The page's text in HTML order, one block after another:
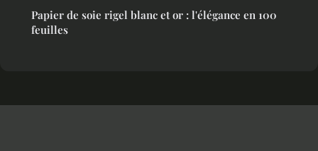
Papier de soie rigel blanc et or : l'élégance en 100
feuilles